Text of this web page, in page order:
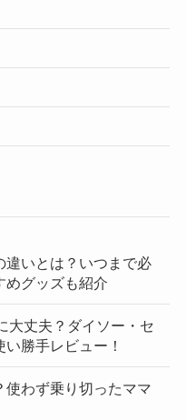
違いとは？いつまで必
めグッズも紹介
大丈夫？ダイソー・セ
勝手レビュー！
わず乗り切ったママ